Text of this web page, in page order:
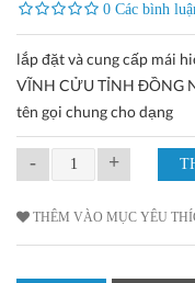
0 Các bình
lắp đặt và cung cấp mái
VĨNH CỬU TỈNH ĐỒNG
tên gọi chung cho dạng
- +
THÊM VÀO MỤC YÊU